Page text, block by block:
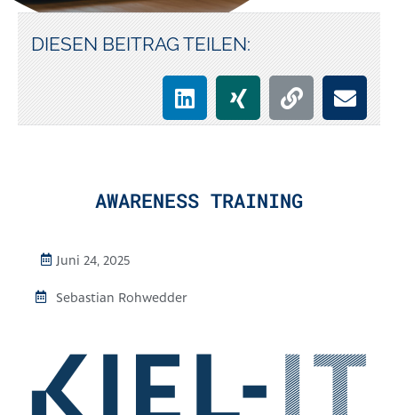
DIESEN BEITRAG TEILEN:
AWARENESS TRAINING
Juni 24, 2025
Sebastian Rohwedder